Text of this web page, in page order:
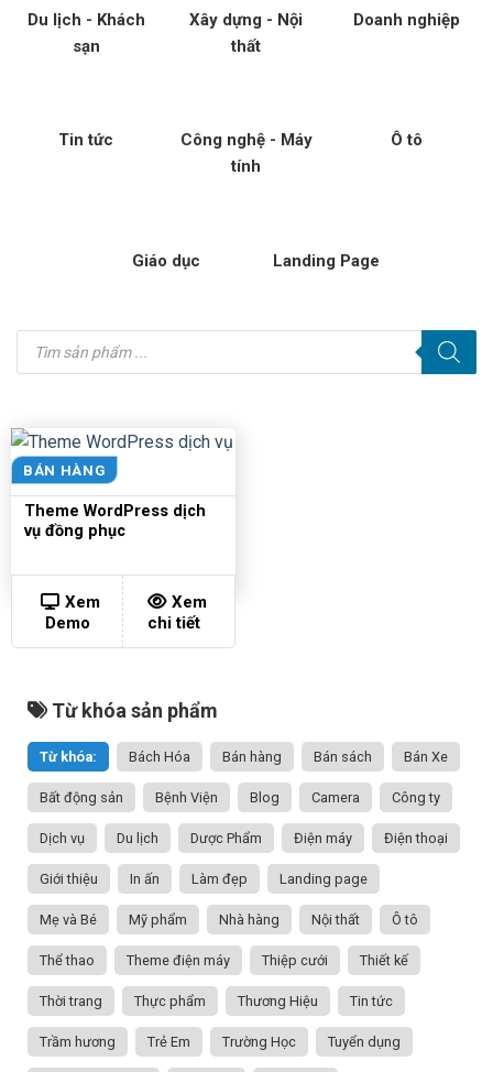
Du lịch - Khách
sạn
Xây dựng - Nội
thất
Doanh nghiệp
Tin tức
Công nghệ - Máy
tính
Ô tô
Giáo dục Landing Page
Tìm
kiếm
sản
BÁN HÀNG
Theme WordPress dịch
vụ đồng phục
Xem
Demo
Xem
chi tiết
Từ khóa sản phẩm
Từ khóa: Bách Hóa Bán hàng Bán sách Bán Xe
Bất động sản Bệnh Viện Blog Camera Công ty
Dịch vụ Du lịch Dược Phẩm Điện máy Điện thoại
Giới thiệu In ấn Làm đẹp Landing page
Mẹ và Bé Mỹ phẩm Nhà hàng Nội thất Ô tô
Thể thao Theme điện máy Thiệp cưới Thiết kế
Thời trang Thực phẩm Thương Hiệu Tin tức
Trầm hương Trẻ Em Trường Học Tuyển dụng